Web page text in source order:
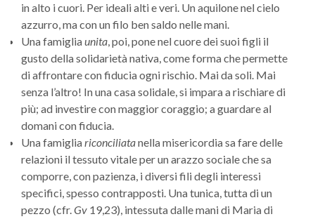
in alto i cuori. Per ideali alti e veri. Un aquilone nel cielo
azzurro, ma con un filo ben saldo nelle mani.
Una famigliaunita, poi, pone nel cuore dei suoi figli il
gusto della solidarietà nativa, come forma che permette
di affrontare con fiducia ogni rischio. Mai da soli. Mai
senza l’altro! In una casa solidale, si impara a rischiare di
più; ad investire con maggior coraggio; a guardare al
domani con fiducia.
Una famigliariconciliatanella misericordia sa fare delle
relazioni il tessuto vitale per un arazzo sociale che sa
comporre, con pazienza, i diversi fili degli interessi
specifici, spesso contrapposti. Una tunica, tutta di un
pezzo (cfr.Gv 19,23), intessuta dalle mani di Maria di